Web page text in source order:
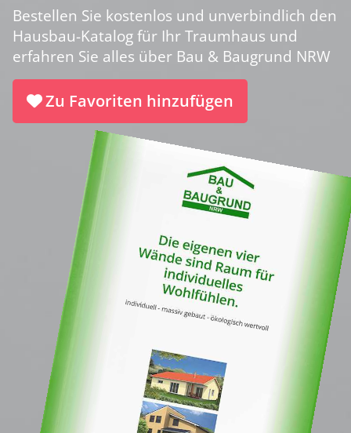
Bestellen Sie kostenlos und unverbindlich den
Hausbau-Katalog für Ihr Traumhaus und
erfahren Sie alles über Bau & Baugrund NRW
Zu Favoriten hinzufügen